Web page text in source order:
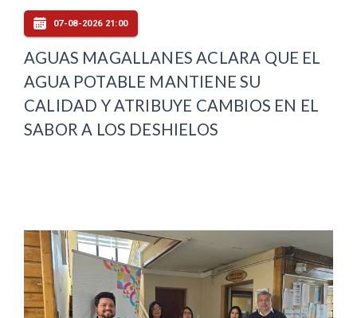
07-08-2026 21:00
AGUAS MAGALLANES ACLARA QUE EL
AGUA POTABLE MANTIENE SU
CALIDAD Y ATRIBUYE CAMBIOS EN EL
SABOR A LOS DESHIELOS